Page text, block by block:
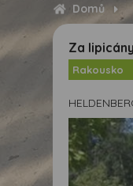
Domů
Za
Rakousko